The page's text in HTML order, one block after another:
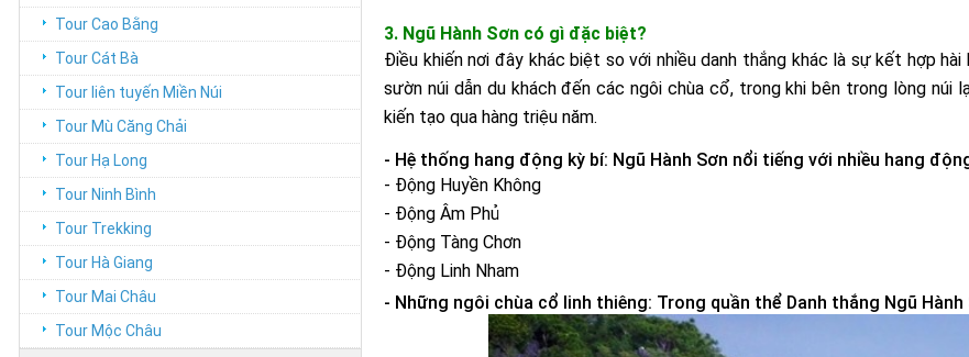
Tour Cao Bằng
Tour Cát Bà
Tour liên tuyến Miền Núi
Tour Mù Căng Chải
Tour Hạ Long
Tour Ninh Bình
Tour Trekking
Tour Hà Giang
Tour Mai Châu
Tour Mộc Châu
3. Ngũ Hành Sơn có gì đặc biệt?
Điều khiến nơi đây khác biệt so với nhiều danh thắng khác là sự kết hợp
sườn núi dẫn du khách đến các ngôi chùa cổ, trong khi bên trong lòng núi
kiến tạo qua hàng triệu năm.
- Hệ thống hang động kỳ bí: Ngũ Hành Sơn nổi tiếng với nhiều hang
- Động Huyền Không
- Động Âm Phủ
- Động Tàng Chơn
- Động Linh Nham
- Những ngôi chùa cổ linh thiêng: Trong quần thể Danh thắng Ngũ